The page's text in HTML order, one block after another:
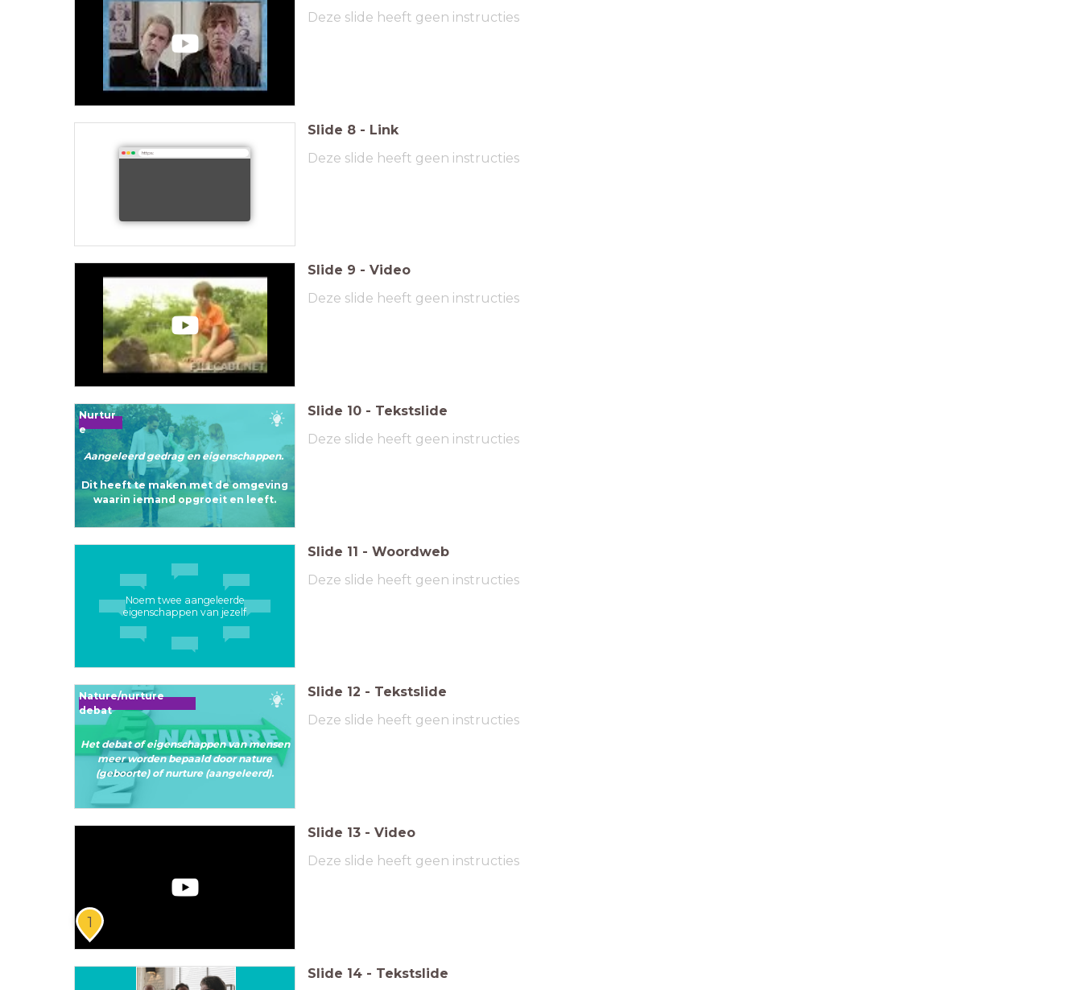
Deze slide heeft geen instructies
https:
Slide 8 - Link
Deze slide heeft geen instructies
Slide 9 - Video
Deze slide heeft geen instructies
Nurtur
e
Aangeleerd gedrag en eigenschappen.
Dit heeft te maken met de omgeving
waarin iemand opgroeit en leeft.
Slide 10 - Tekstslide
Deze slide heeft geen instructies
Noem twee aangeleerde
eigenschappen van jezelf
Slide 11 - Woordweb
Deze slide heeft geen instructies
Nature/nurture
debat
Het debat of eigenschappen van mensen
meer worden bepaald door nature
(geboorte) of nurture (aangeleerd).
Slide 12 - Tekstslide
Deze slide heeft geen instructies
1
Slide 13 - Video
Deze slide heeft geen instructies
Slide 14 - Tekstslide